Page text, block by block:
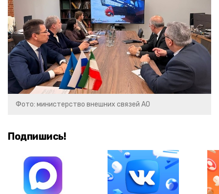
Фото: министерство внешних связей АО
Подпишись!